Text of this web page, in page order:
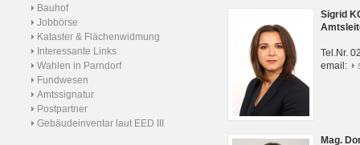
Bauhof
Jobbörse
Kataster & Flächenwidmung
Interessante Links
Wahlen in Parndorf
Fundwesen
Amtssignatur
Postpartner
Gebäudeinventar laut EED III
Sigrid
Tel.Nr.
email:
Mag.